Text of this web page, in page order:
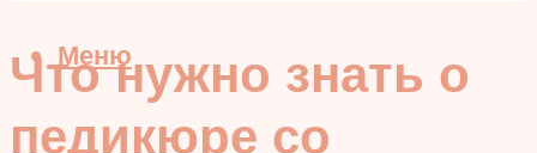
Меню
Что нужно знать о
педикюре со